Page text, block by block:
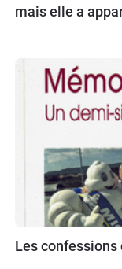
mais elle a
Les